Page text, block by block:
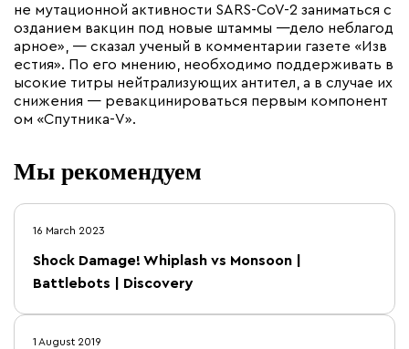
не мутационной активности SARS-CoV-2 заниматься с
озданием вакцин под новые штаммы —дело неблагод
арное», — сказал ученый в комментарии газете «Изв
естия». По его мнению, необходимо поддерживать в
ысокие титры нейтрализующих антител, а в случае их
снижения — ревакцинироваться первым компонент
ом «Спутника-V».
Мы рекомендуем
16 March 2023
Shock Damage! Whiplash vs Monsoon |
Battlebots | Discovery
1 August 2019